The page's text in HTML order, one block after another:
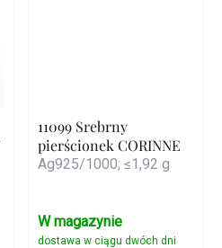
11099 Srebrny
pierścionek CORINNE
Ag925/1000; ≤1,92 g
W magazynie